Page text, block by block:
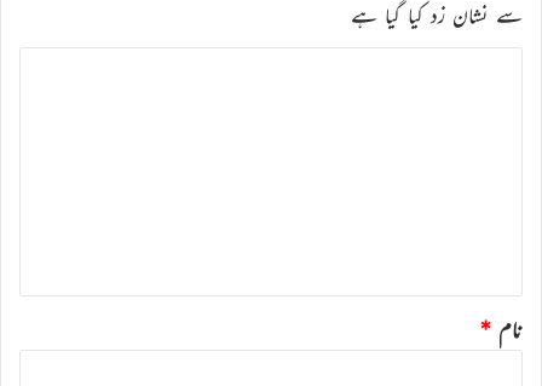
سے نشان زد کیا گیا ہے
نام *